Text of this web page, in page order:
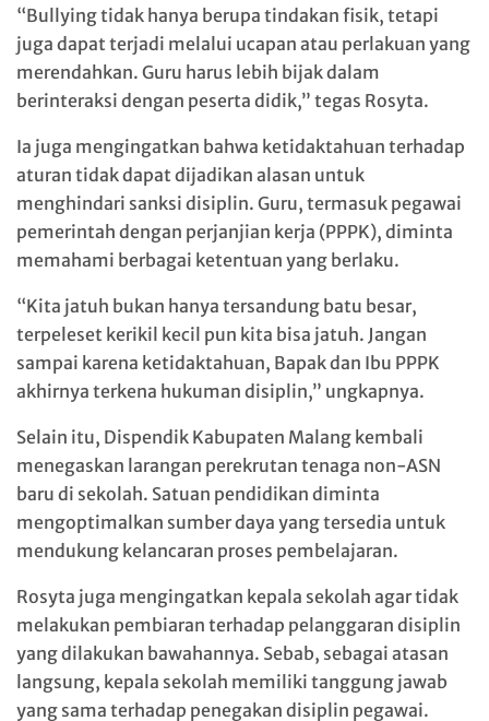
“Bullying tidak hanya berupa tindakan fisik, tetapi
juga dapat terjadi melalui ucapan atau perlakuan yang
merendahkan. Guru harus lebih bijak dalam
berinteraksi dengan peserta didik,” tegas Rosyta.
Ia juga mengingatkan bahwa ketidaktahuan terhadap
aturan tidak dapat dijadikan alasan untuk
menghindari sanksi disiplin. Guru, termasuk pegawai
pemerintah dengan perjanjian kerja (PPPK), diminta
memahami berbagai ketentuan yang berlaku.
“Kita jatuh bukan hanya tersandung batu besar,
terpeleset kerikil kecil pun kita bisa jatuh. Jangan
sampai karena ketidaktahuan, Bapak dan Ibu PPPK
akhirnya terkena hukuman disiplin,” ungkapnya.
Selain itu, Dispendik Kabupaten Malang kembali
menegaskan larangan perekrutan tenaga non-ASN
baru di sekolah. Satuan pendidikan diminta
mengoptimalkan sumber daya yang tersedia untuk
mendukung kelancaran proses pembelajaran.
Rosyta juga mengingatkan kepala sekolah agar tidak
melakukan pembiaran terhadap pelanggaran disiplin
yang dilakukan bawahannya. Sebab, sebagai atasan
langsung, kepala sekolah memiliki tanggung jawab
yang sama terhadap penegakan disiplin pegawai.